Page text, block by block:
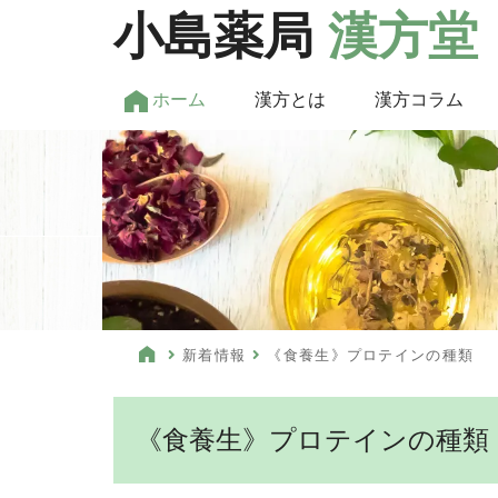
小島薬局 漢方堂
ホーム 漢方とは 漢方コラム
新着情報 《食養生》プロテインの種類
《食養生》プロテインの種類